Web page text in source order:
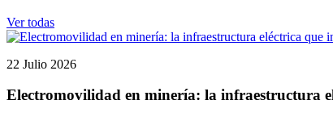
Ver todas
22 Julio 2026
Electromovilidad en minería: la infraestructura